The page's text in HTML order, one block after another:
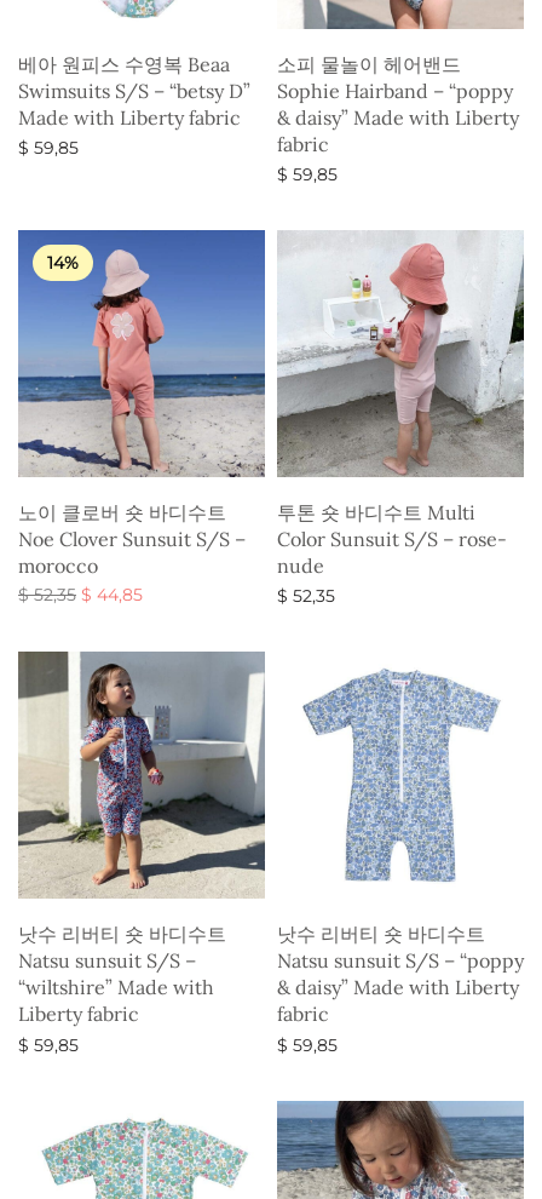
베아 원피스 수영복 Beaa
Swimsuits S/S – “betsy D”
Made with Liberty fabric
$ 59,85
소피 물놀이 헤어밴드
Sophie Hairband – “poppy
& daisy” Made with Liberty
fabric
$ 59,85
14%
노이 클로버 숏 바디수트
Noe Clover Sunsuit S/S –
morocco
$52,35 원래 가
$ 52,35.
$ 44,85현재 가
$ 44,85.
투톤 숏 바디수트 Multi
Color Sunsuit S/S – rose-
nude
$ 52,35
낫수 리버티 숏 바디수트
Natsu sunsuit S/S –
“wiltshire” Made with
Liberty fabric
$ 59,85
낫수 리버티 숏 바디수트
Natsu sunsuit S/S – “poppy
& daisy” Made with Liberty
fabric
$ 59,85